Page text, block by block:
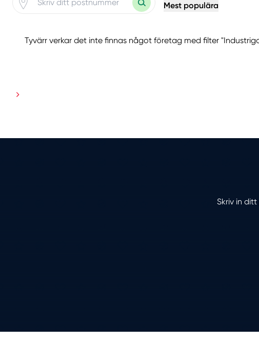
Mest populära
Tyvärr verkar det inte finnas något företag med filter
Skriv in